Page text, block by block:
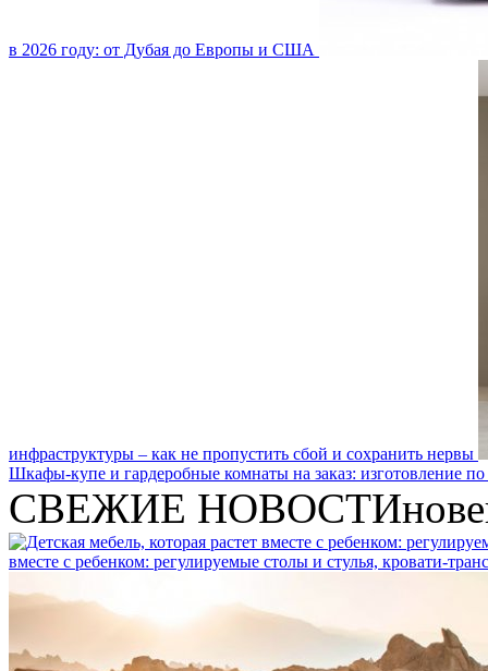
в 2026 году: от Дубая до Европы и США
инфраструктуры – как не пропустить сбой и сохранить нервы
Шкафы-купе и гардеробные комнаты на заказ: изготовление по
СВЕЖИЕ НОВОСТИ
вместе с ребенком: регулируемые столы и стулья, кровати-